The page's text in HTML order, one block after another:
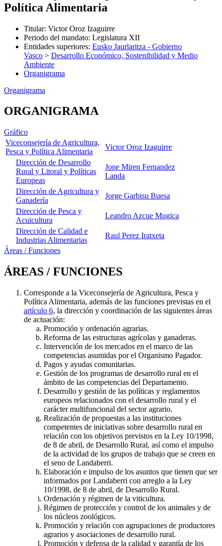
Política Alimentaria
Titular: Victor Oroz Izaguirre
Periodo del mandato: Legislatura XII
Entidades superiores: Eusko Jaurlaritza - Gobierno
Vasco > Desarrollo Económico, Sostenibilidad y Medio
Ambiente
Organigrama
Organigrama
ORGANIGRAMA
Gráfico
Viceconsejería de Agricultura,
Pesca y Política Alimentaria
Victor Oroz Izaguirre
Dirección de Desarrollo
Rural y Litoral y Políticas
Europeas
Jone Miren Fernandez
Landa
Dirección de Agricultura y
Ganadería
Jorge Garbisu Buesa
Dirección de Pesca y
Acuicultura
Leandro Azcue Mugica
Dirección de Calidad e
Industrias Alimentarias
Raul Perez Iratxeta
Áreas / Funciones
ÁREAS / FUNCIONES
Corresponde a la Viceconsejería de Agricultura, Pesca y
Política Alimentaria, además de las funciones previstas en el
artículo 6, la dirección y coordinación de las siguientes áreas
de actuación:
Promoción y ordenación agrarias.
Reforma de las estructuras agrícolas y ganaderas.
Intervención de los mercados en el marco de las
competencias asumidas por el Organismo Pagador.
Pagos y ayudas comunitarias.
Gestión de los programas de desarrollo rural en el
ámbito de las competencias del Departamento.
Desarrollo y gestión de las políticas y reglamentos
europeos relacionados con el desarrollo rural y el
carácter multifuncional del sector agrario.
Realización de propuestas a las instituciones
competentes de iniciativas sobre desarrollo rural en
relación con los objetivos previstos en la Ley 10/1998,
de 8 de abril, de Desarrollo Rural, así como el impulso
de la actividad de los grupos de trabajo que se creen en
el seno de Landaberri.
Elaboración e impulso de los asuntos que tienen que ser
informados por Landaberri con arreglo a la Ley
10/1998, de 8 de abril, de Desarrollo Rural.
Ordenación y régimen de la viticultura.
Régimen de protección y control de los animales y de
los núcleos zoológicos.
Promoción y relación con agrupaciones de productores
agrarios y asociaciones de desarrollo rural.
Promoción y defensa de la calidad y garantía de los